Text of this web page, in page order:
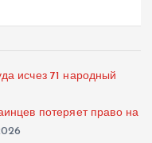
исчез 71 народный
потеряет право на